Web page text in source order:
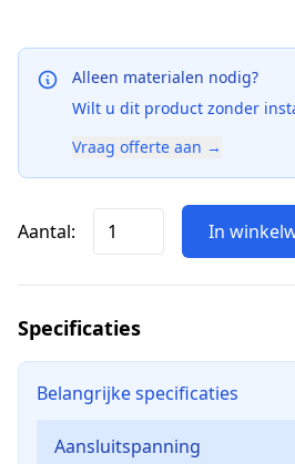
Alleen materialen nodig?
Wilt u dit product zonder
Vraag offerte aan →
Aantal: In
Specificaties
Belangrijke specificaties
Aansluitspanning